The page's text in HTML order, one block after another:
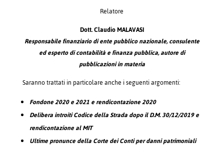
Relatore
Dott. Claudio MALAVASI
Responsabile finanziario di ente pubblico nazionale, consulente
ed esperto di contabilità e finanza pubblica, autore di
pubblicazioni in materia
Saranno trattati in particolare anche i seguenti argomenti:
Fondone 2020 e 2021 e rendicontazione 2020
Delibera introiti Codice della Strada dopo il D.M. 30/12/2019 e
rendicontazione al MIT
Ultime pronunce della Corte dei Conti per danni patrimoniali